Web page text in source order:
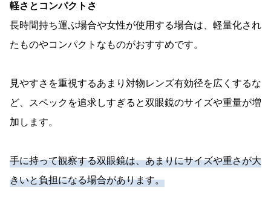
軽さとコンパクトさ
長時間持ち運ぶ場合や女性が使用する場合は、軽量化され
たものやコンパクトなものがおすすめです。
見やすさを重視するあまり対物レンズ有効径を広くするな
ど、スペックを追求しすぎると双眼鏡のサイズや重量が増
加します。
手に持って観察する双眼鏡は、あまりにサイズや重さが大
きいと負担になる場合があります。